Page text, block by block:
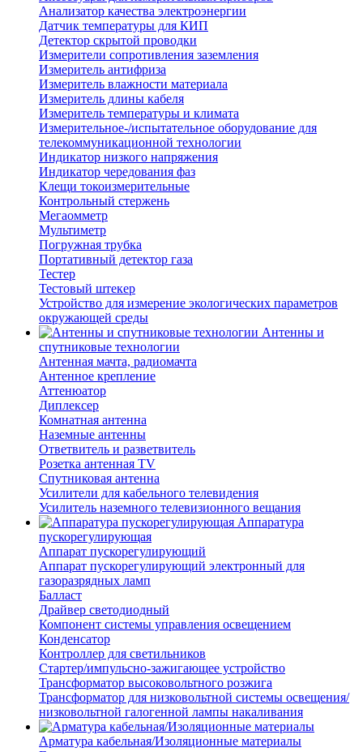
Анализатор качества электроэнергии
Датчик температуры для КИП
Детектор скрытой проводки
Измерители сопротивления заземления
Измеритель антифриза
Измеритель влажности материала
Измеритель длины кабеля
Измеритель температуры и климата
Измерительное-/испытательное оборудование для
телекоммуникационной технологии
Индикатор низкого напряжения
Индикатор чередования фаз
Клещи токоизмерительные
Контрольный стержень
Мегаомметр
Мультиметр
Погружная трубка
Портативный детектор газа
Тестер
Тестовый штекер
Устройство для измерение экологических параметров
окружающей среды
Антенны и
спутниковые технологии
Антенная мачта, радиомачта
Антенное крепление
Аттенюатор
Диплексер
Комнатная антенна
Наземные антенны
Ответвитель и разветвитель
Розетка антенная TV
Спутниковая антенна
Усилители для кабельного телевидения
Усилитель наземного телевизионного вещания
Аппаратура
пускорегулирующая
Аппарат пускорегулирующий
Аппарат пускорегулирующий электронный для
газоразрядных ламп
Балласт
Драйвер светодиодный
Компонент системы управления освещением
Конденсатор
Контроллер для светильников
Стартер/импульсно-зажигающее устройство
Трансформатор высоковольтного розжига
Трансформатор для низковольтной системы освещения/
низковольтной галогенной лампы накаливания
Арматура кабельная/Изоляционные материалы